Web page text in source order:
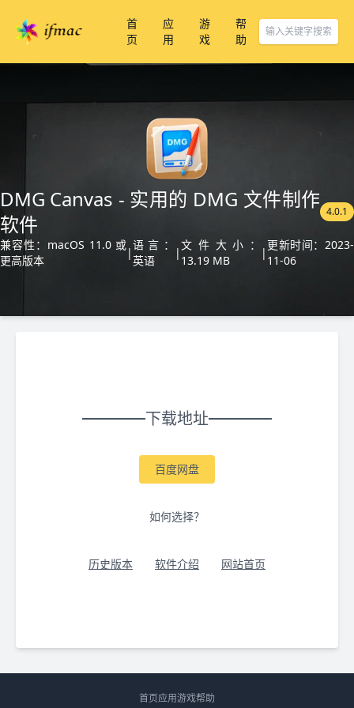
首
页
应
用
游
戏
帮
助
DMG Canvas - 实用的 DMG 文件制作
软件
4.0.1
兼容性：macOS 11.0 或
更高版本
|
语言：
英语
|
文件大小：
13.19 MB
|
更新时间：2023-
11-06
下载地址
百度网盘
如何选择？
历史版本 软件介绍 网站首页
首页应用游戏帮助